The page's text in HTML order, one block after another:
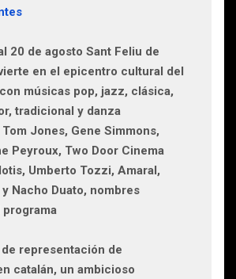
20 de agosto Sant Feliu de
en el epicentro cultural del
músicas pop, jazz, clásica,
tradicional y danza
Jones, Gene Simmons,
Peyroux, Two Door Cinema
Umberto Tozzi, Amaral,
Nacho Duato, nombres
de representación de
catalán, un ambicioso